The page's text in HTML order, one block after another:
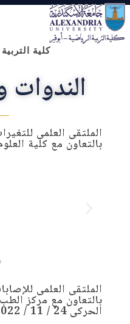
كلية
الندوات
الملتقى العلمى
بالتعاون مع كلية العلوم 27 ، 28 ، 29/10/
الملتقى العلمى
بالتعاون مع مركز
الحركى 24 / 11 / 2022